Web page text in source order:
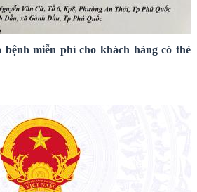
miễn phí cho khách hàng có thẻ